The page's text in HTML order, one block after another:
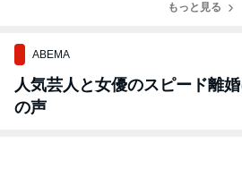
もっと見る
ABEMA
人気芸人と女優のスピード離
の声